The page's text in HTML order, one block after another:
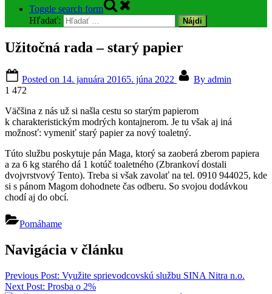
Toggle search form
Hľadať:
Užitočná rada – starý papier
Posted on 14. januára 20165. júna 2022 By admin
1 472
Väčšina z nás už si našla cestu so starým papierom
k charakteristickým modrých kontajnerom. Je tu však aj iná
možnosť: vymeniť starý papier za nový toaletný.
Túto službu poskytuje pán Maga, ktorý sa zaoberá zberom papiera
a za 6 kg starého dá 1 kotúč toaletného (Zbrankoví dostali
dvojvrstvový Tento). Treba si však zavolať na tel. 0910 944025, kde
si s pánom Magom dohodnete čas odberu. So svojou dodávkou
chodí aj do obcí.
Pomáhame
Navigácia v článku
Previous Post: Využite sprievodcovskú službu SINA Nitra n.o.
Next Post: Prosba o 2%